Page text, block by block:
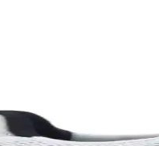
teknolojik özellikleriyle
Spor ve Günlük